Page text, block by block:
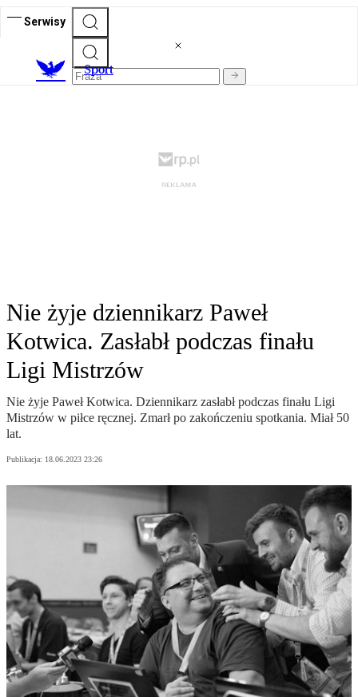
Serwisy
Sport
Nie żyje dziennikarz Paweł
Kotwica. Zasłabł podczas finału
Ligi Mistrzów
Nie żyje Paweł Kotwica. Dziennikarz zasłabł podczas finału Ligi
Mistrzów w piłce ręcznej. Zmarł po zakończeniu spotkania. Miał 50
lat.
Publikacja: 18.06.2023 23:26